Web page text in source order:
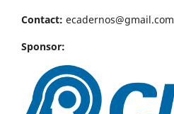
Contact: ecadernos@gmail.com
Sponsor: